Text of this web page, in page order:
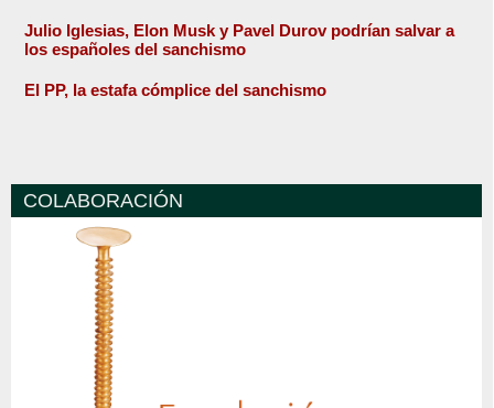
Julio Iglesias, Elon Musk y Pavel Durov podrían salvar a
los españoles del sanchismo
El PP, la estafa cómplice del sanchismo
COLABORACIÓN